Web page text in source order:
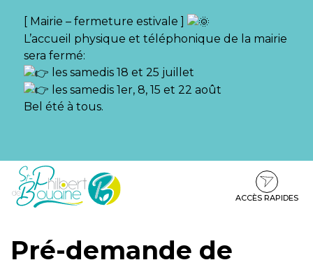
[ Mairie – fermeture estivale ]
L’accueil physique et téléphonique de la mairie
sera fermé:
les samedis 18 et 25 juillet
les samedis 1er, 8, 15 et 22 août
Bel été à tous.
Aller
Aller
contenu
Aller
pied
ACCÈS RAPIDES
Pré-demande de